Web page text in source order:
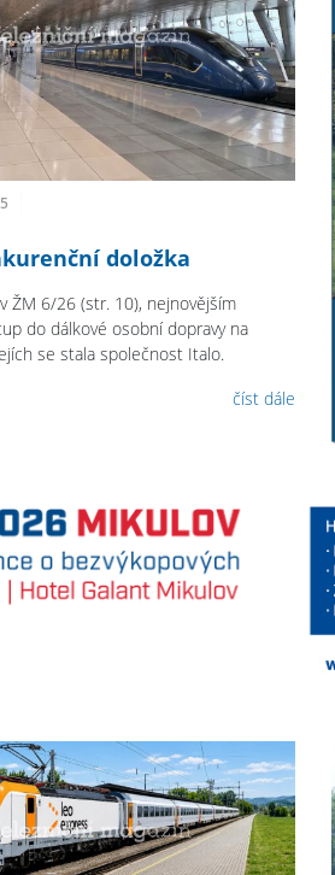
doložka
ŽM 6/26 (str. 10), nejnovějším
do dálkové osobní dopravy na
se stala společnost Italo.
číst dále